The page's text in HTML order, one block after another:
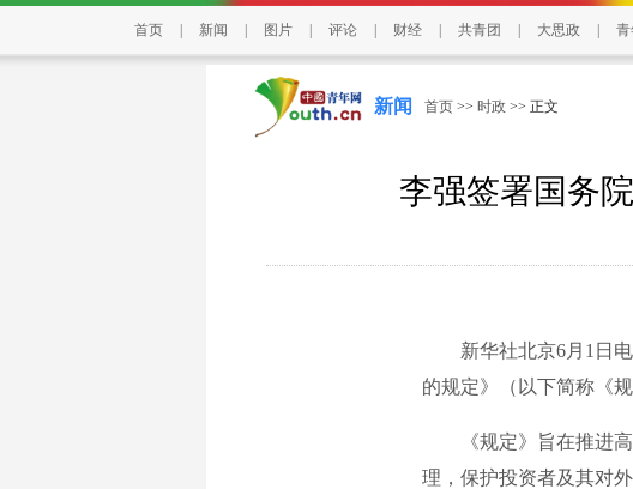
首页 新闻 图片 评论 财经 共青团 大思政 青
新闻 首页 >> 时政 >> 正文
李强签署国务
新华社北京6月1日电
的规定》（以下简称《
《规定》旨在推进高
理，保护投资者及其对